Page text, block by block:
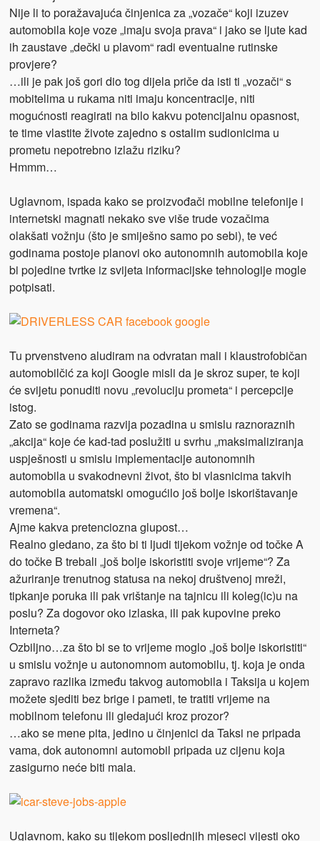
Nije li to poražavajuća činjenica za „vozače“ koji izuzev
automobila koje voze „imaju svoja prava“ i jako se ljute kad
ih zaustave „dečki u plavom“ radi eventualne rutinske
provjere?
…ili je pak još gori dio tog dijela priče da isti ti „vozači“ s
mobitelima u rukama niti imaju koncentracije, niti
mogućnosti reagirati na bilo kakvu potencijalnu opasnost,
te time vlastite živote zajedno s ostalim sudionicima u
prometu nepotrebno izlažu riziku?
Hmmm…
Uglavnom, ispada kako se proizvođači mobilne telefonije i
internetski magnati nekako sve više trude vozačima
olakšati vožnju (što je smiješno samo po sebi), te već
godinama postoje planovi oko autonomnih automobila koje
bi pojedine tvrtke iz svijeta informacijske tehnologije mogle
potpisati.
Tu prvenstveno aludiram na odvratan mali i klaustrofobičan
automobilčić za koji Google misli da je skroz super, te koji
će svijetu ponuditi novu „revoluciju prometa“ i percepcije
istog.
Zato se godinama razvija pozadina u smislu raznoraznih
„akcija“ koje će kad-tad poslužiti u svrhu „maksimaliziranja
uspješnosti u smislu implementacije autonomnih
automobila u svakodnevni život, što bi vlasnicima takvih
automobila automatski omogućilo još bolje iskorištavanje
vremena“.
Ajme kakva pretenciozna glupost…
Realno gledano, za što bi ti ljudi tijekom vožnje od točke A
do točke B trebali „još bolje iskoristiti svoje vrijeme“? Za
ažuriranje trenutnog statusa na nekoj društvenoj mreži,
tipkanje poruka ili pak vrištanje na tajnicu ili koleg(ic)u na
poslu? Za dogovor oko izlaska, ili pak kupovine preko
Interneta?
Ozbiljno…za što bi se to vrijeme moglo „još bolje iskoristiti“
u smislu vožnje u autonomnom automobilu, tj. koja je onda
zapravo razlika između takvog automobila i Taksija u kojem
možete sjediti bez brige i pameti, te tratiti vrijeme na
mobilnom telefonu ili gledajući kroz prozor?
…ako se mene pita, jedino u činjenici da Taksi ne pripada
vama, dok autonomni automobil pripada uz cijenu koja
zasigurno neće biti mala.
Uglavnom, kako su tijekom posljednjih mjeseci vijesti oko